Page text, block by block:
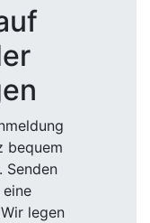
bequem
Senden
legen